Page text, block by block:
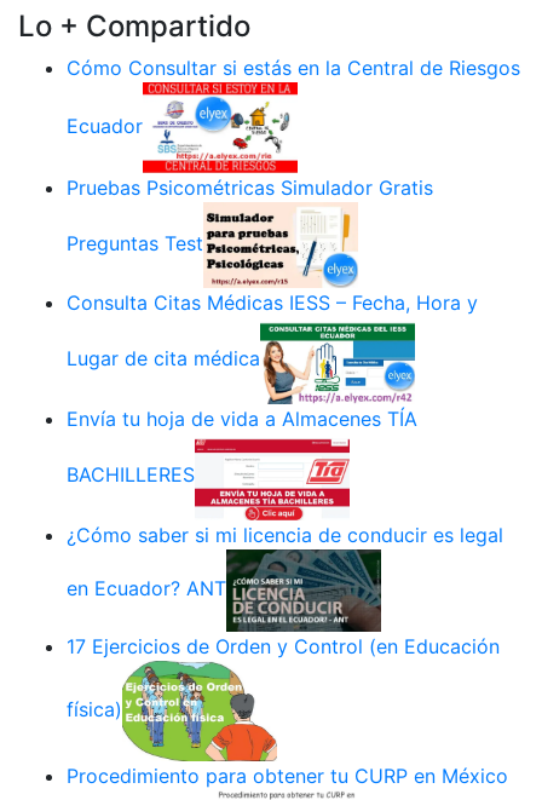
Lo + Compartido
Cómo Consultar si estás en la Central de Riesgos
Ecuador
Pruebas Psicométricas Simulador Gratis
Preguntas Test
Consulta Citas Médicas IESS – Fecha, Hora y
Lugar de cita médica
Envía tu hoja de vida a Almacenes TÍA
BACHILLERES
¿Cómo saber si mi licencia de conducir es legal
en Ecuador? ANT
17 Ejercicios de Orden y Control (en Educación
física)
Procedimiento para obtener tu CURP en México